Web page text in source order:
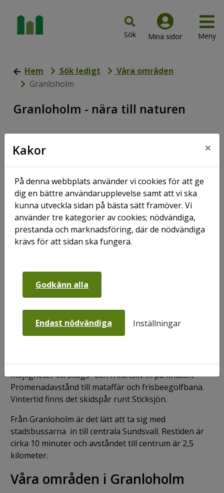
Hem Sök ledigt
Våra områden
Granloholm
Granloholm - nära till naturen
många fina gång- och cykelvägar som
Sundsvalls sjukhus.
Här finns flera grundskolor och förskolor samt fina
möjligheter till skogs- och friluftsliv in på knuten.
Promenadavstånd till mataffär och frisbeegolfbana.
Vintertid finns det skidspår runt Sticksjön.
Från Granloholm är det lätt att ta sig med
stadsbussarna in till centrala Sundsvall. Restiden är
cirka 10 minuter och avståndet till centrum är 2,5
kilometer.
Våra områden i Granloholm
Kakor ×
På denna webbplats använder vi cookies för att ge
dig en bättre användarupplevelse samt att vi ska
kunna utveckla sidan på bästa sätt framöver. Vi
använder tre kategorier av cookies; nödvändiga,
prestanda och marknadsföring, där de nödvändiga
krävs för att sidan ska fungera.
Godkänn alla
Endast nödvändiga Inställningar